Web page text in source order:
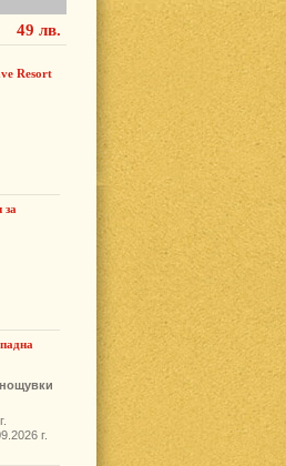
49 лв.
Resort
за
г.